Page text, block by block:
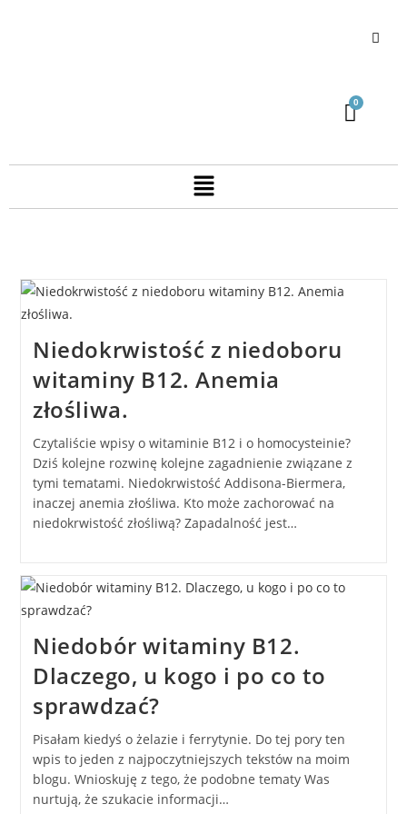
Niedokrwistość z niedoboru
witaminy B12. Anemia
złośliwa.
Czytaliście wpisy o witaminie B12 i o homocysteinie?
Dziś kolejne rozwinę kolejne zagadnienie związane z
tymi tematami. Niedokrwistość Addisona-Biermera,
inaczej anemia złośliwa. Kto może zachorować na
niedokrwistość złośliwą? Zapadalność jest…
Niedobór witaminy B12.
Dlaczego, u kogo i po co to
sprawdzać?
Pisałam kiedyś o żelazie i ferrytynie. Do tej pory ten
wpis to jeden z najpoczytniejszych tekstów na moim
blogu. Wnioskuję z tego, że podobne tematy Was
nurtują, że szukacie informacji…